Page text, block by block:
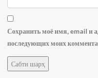
Сохранить моё имя, email и
последующих моих